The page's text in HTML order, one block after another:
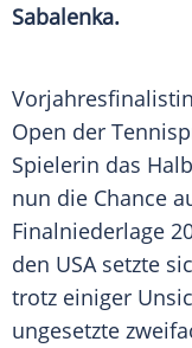
Sabalenka.
Vorjahresfinalistin
Open der
Spielerin das
nun die Chance
Finalniederlage
den USA setzte
trotz einiger
ungesetzte